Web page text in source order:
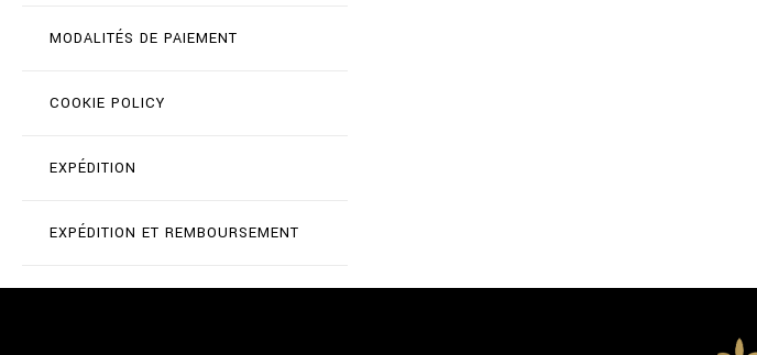
MODALITÉS DE PAIEMENT
COOKIE POLICY
EXPÉDITION
EXPÉDITION ET REMBOURSEMENT